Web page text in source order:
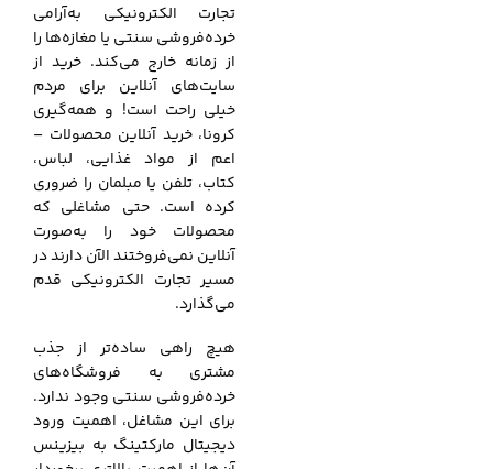
تجارت الکترونیکی به‌آرامی
خرده‌فروشی سنتی یا مغازه‌ها را
از زمانه خارج می‌کند. خرید از
سایت‌های آنلاین برای مردم
خیلی راحت است! و همه‌گیری
کرونا، خرید آنلاین محصولات –
اعم از مواد غذایی، لباس،
کتاب، تلفن یا مبلمان را ضروری
کرده است. حتی مشاغلی که
محصولات خود را به‌صورت
آنلاین نمی‌فروختند الآن دارند در
مسیر تجارت الکترونیکی قدم
می‌گذارد.
هیچ راهی ساده‌تر از جذب
مشتری به فروشگاه‌های
خرده‌فروشی سنتی وجود ندارد.
برای این مشاغل، اهمیت ورود
دیجیتال مارکتینگ به بیزینس